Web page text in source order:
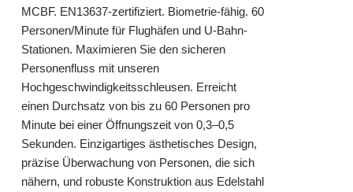
MCBF. EN13637-zertifiziert. Biometrie-fähig. 60
Personen/Minute für Flughäfen und U-Bahn-
Stationen. Maximieren Sie den sicheren
Personenfluss mit unseren
Hochgeschwindigkeitsschleusen. Erreicht
einen Durchsatz von bis zu 60 Personen pro
Minute bei einer Öffnungszeit von 0,3–0,5
Sekunden. Einzigartiges ästhetisches Design,
präzise Überwachung von Personen, die sich
nähern, und robuste Konstruktion aus Edelstahl